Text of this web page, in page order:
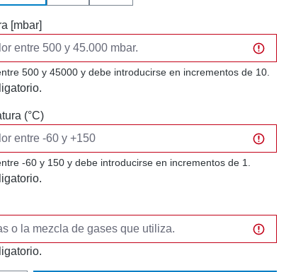
[mbar]
500 y 45000 y debe introducirse en incrementos de 10.
(°C)
-60 y 150 y debe introducirse en incrementos de 1.